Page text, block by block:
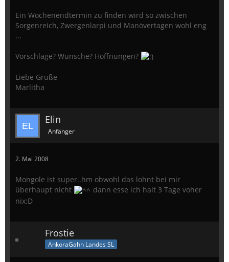
Ein Wochenendtermin zu finden wird so zwischen
Sorgenreich, Zwergenlarpi und Manövertagen wohl eng
...
Vorschläge? Wünsche? Hoffnungen?
Liebe Grüße
Marlitha
Elin
Anfänger
2. Mai 2008
Mongole ist super..hm obwohl das lohnt bei mir
überhaupt nicht
dann esse ich halt 3 Tage voher
nix:D
Frostie
AnkoraGahn Landes SL